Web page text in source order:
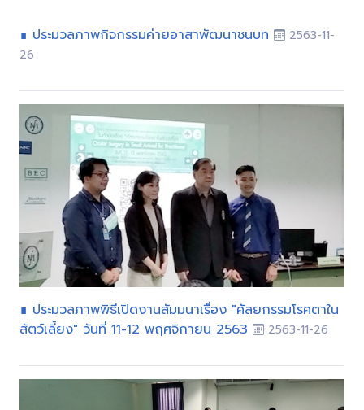
∎ ประมวลภาพกิจกรรมค่ายอาสาพัฒนาชนบท
2563-11-
26
∎ ประมวลภาพพิธีเปิดงานสัมมนาเรื่อง "ศัลยกรรมโรคตาใน
สัตว์เลี้ยง" วันที่ 11-12 พฤศจิกายน 2563
2563-11-26